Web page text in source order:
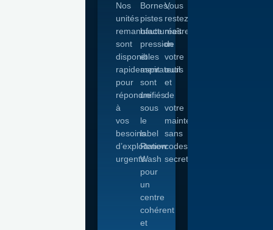
Nos
unités
remanufacturées
sont
disponibles
rapidement
pour
répondre
à
vos
besoins
d’exploitation
urgents.
Bornes,
pistes
haute
pression
et
aspirateurs
sont
unifiés
sous
le
label
Renew
Wash
pour
un
centre
cohérent
et
Vous
restez
maître
de
votre
outil
et
de
votre
maintenance,
sans
codes
secrets.